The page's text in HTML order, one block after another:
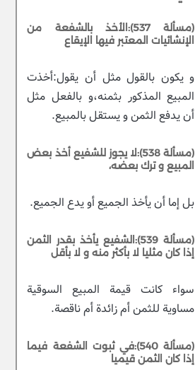
(مسألة 537):الأخذ بالشفعة من
الإنشائيات المعتبر فيها الإيقاع
و يكون بالقول مثل أن يقول:أخذت
المبيع المذكور بثمنه،و بالفعل مثل
أن يدفع الثمن و يستقل بالمبيع.
(مسألة 538):لا يجوز للشفيع أخذ بعض
المبيع و ترك بعضه،
بل إما أن يأخذ الجميع أو يدع الجميع.
(مسألة 539):الشفيع يأخذ بقدر الثمن
إذا كان مثليا لا بأكثر منه و لا بأقل
سواء كانت قيمة المبيع السوقية
مساوية للثمن أم زائدة أم ناقصة.
(مسألة 540):في ثبوت الشفعة فيما
إذا كان الثمن قيميا